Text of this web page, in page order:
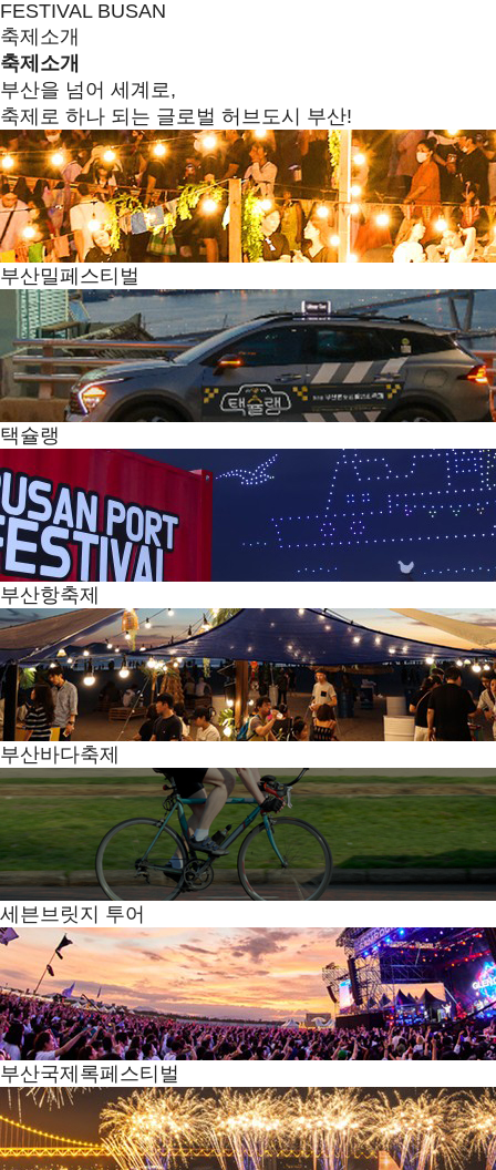
FESTIVAL BUSAN
축제소개
축제소개
부산을 넘어 세계로,
축제로 하나 되는 글로벌 허브도시 부산!
부산밀페스티벌
택슐랭
부산항축제
부산바다축제
세븐브릿지 투어
부산국제록페스티벌